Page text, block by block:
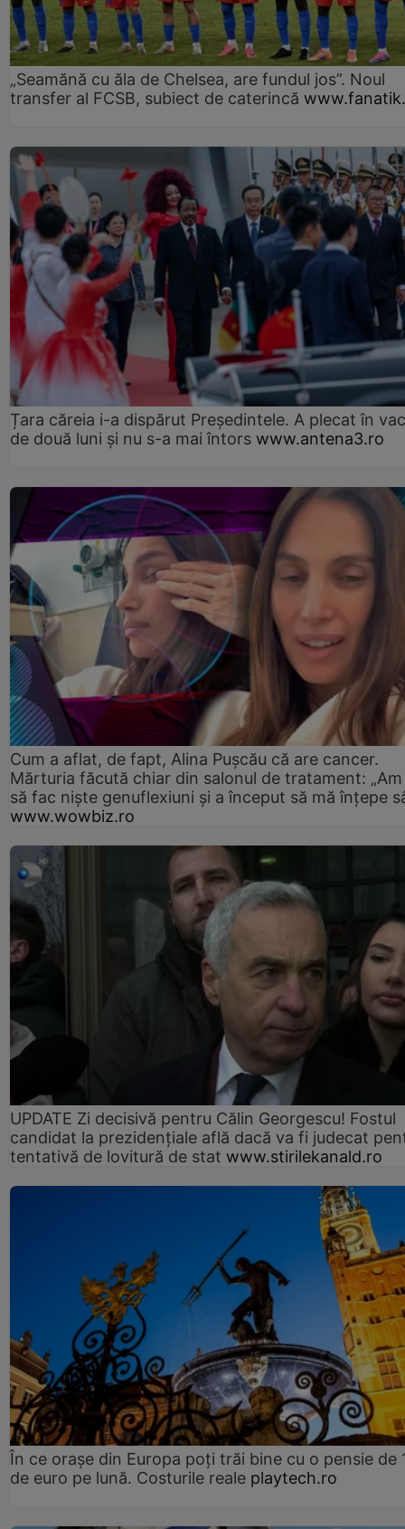
„Seamănă cu ăla de Chelsea, are fundul jos”. Noul
transfer al FCSB, subiect de caterincă
Țara căreia i-a dispărut Președintele. A plecat în
de două luni și nu s-a mai întors www.antena3.ro
Cum a aflat, de fapt, Alina Pușcău că are cancer.
Mărturia făcută chiar din salonul de tratament:
să fac niște genuflexiuni și a început să mă înțepe
www.wowbiz.ro
UPDATE Zi decisivă pentru Călin Georgescu! Fostul
candidat la prezidențiale află dacă va fi judecat
tentativă de lovitură de stat www.stirilekanald.ro
În ce orașe din Europa poți trăi bine cu o pensie de
de euro pe lună. Costurile reale playtech.ro